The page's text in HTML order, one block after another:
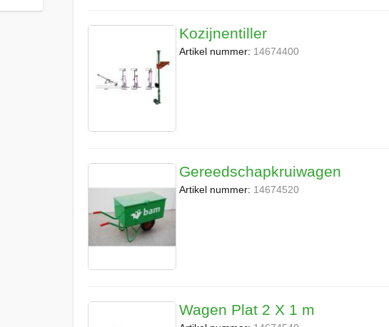
Kozijnentiller
Artikel nummer: 14674400
Gereedschapkruiwagen
Artikel nummer: 14674520
Wagen Plat 2 X 1 m